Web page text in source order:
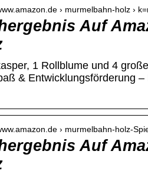
› murmelbahn-holz ›
Auf
1 Rollblume und 4
& Entwicklungsförderung
› murmelbahn-holz-
Auf